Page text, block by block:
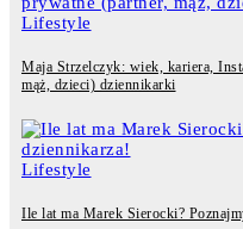
Lifestyle
Maja Strzelczyk: wiek, kariera,
mąż, dzieci) dziennikarki
Lifestyle
Ile lat ma Marek Sierocki?